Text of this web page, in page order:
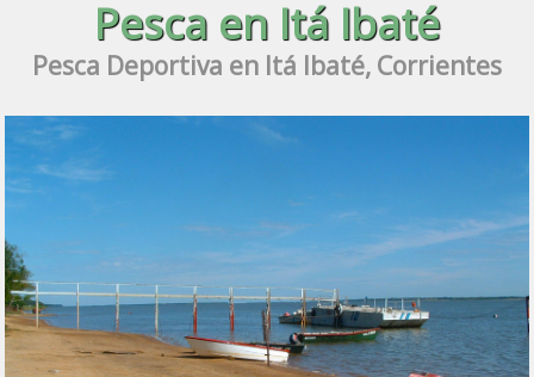
Pesca en Itá Ibaté
Pesca Deportiva en Itá Ibaté, Corrientes